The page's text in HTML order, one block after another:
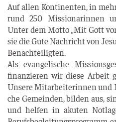
Auf allen Kon­ti­nen­ten, in
rund 250 Mis­sio­na­rin­nen
Unter dem Mot­to „Mit Gott
sie die Gute Nach­richt von
Benach­tei­lig­ten.
Als evan­ge­li­sche
finan­zie­ren wir die­se Arbeit
Unse­re Mit­ar­bei­te­rin­nen
che Gemein­den, bil­den aus,
und hel­fen in aku­ten